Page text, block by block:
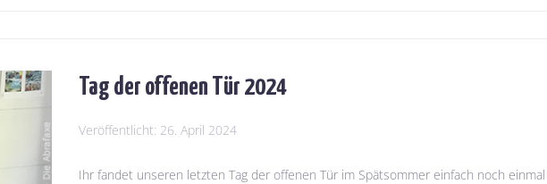
Tag der offenen Tür 2024
Veröffentlicht: 26. April 2024
Ihr fandet unseren letzten Tag der offenen Tür im Spätsommer einfach noch einmal